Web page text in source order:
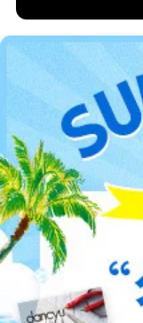
アフィリエイト
プレスリリース
利用規約プライバシーポリシ